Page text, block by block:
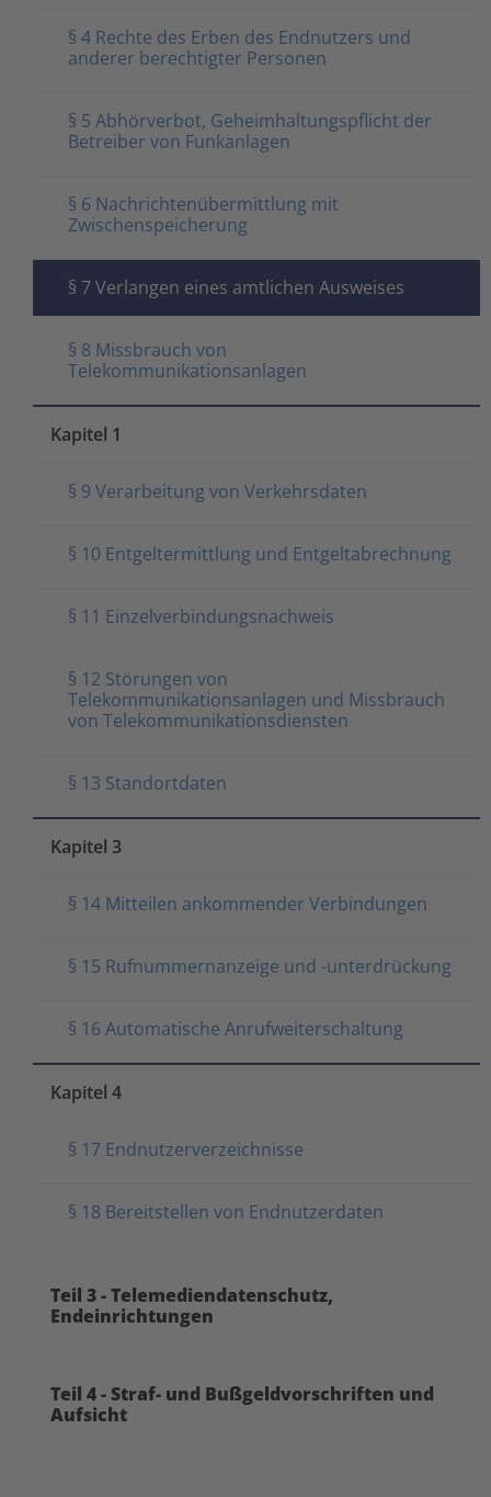
§ 4 Rechte des Erben des Endnutzers und
anderer berechtigter Personen
§ 5 Abhörverbot, Geheimhaltungspflicht der
Betreiber von Funkanlagen
§ 6 Nachrichtenübermittlung mit
Zwischenspeicherung
§ 7 Verlangen eines amtlichen Ausweises
§ 8 Missbrauch von
Telekommunikationsanlagen
Kapitel 1
§ 9 Verarbeitung von Verkehrsdaten
§ 10 Entgeltermittlung und Entgeltabrechnung
§ 11 Einzelverbindungsnachweis
§ 12 Störungen von
Telekommunikationsanlagen und Missbrauch
von Telekommunikationsdiensten
§ 13 Standortdaten
Kapitel 3
§ 14 Mitteilen ankommender Verbindungen
§ 15 Rufnummernanzeige und -unterdrückung
§ 16 Automatische Anrufweiterschaltung
Kapitel 4
§ 17 Endnutzerverzeichnisse
§ 18 Bereitstellen von Endnutzerdaten
Teil 3 - Telemediendatenschutz,
Endeinrichtungen
Teil 4 - Straf- und Bußgeldvorschriften und
Aufsicht